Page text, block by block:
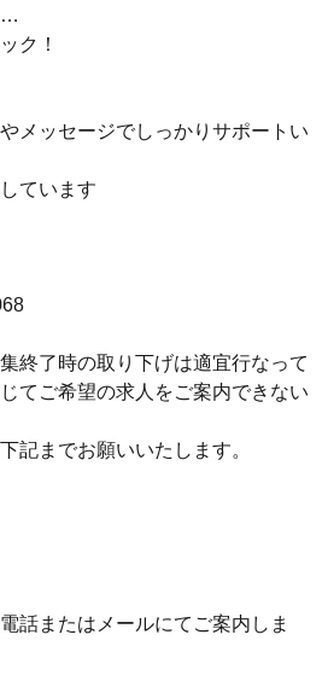
…
ク！
メッセージでしっかりサポートい
ています
終了時の取り下げは適宜行なって
てご希望の求人をご案内できない
記までお願いいたします。
話またはメールにてご案内しま